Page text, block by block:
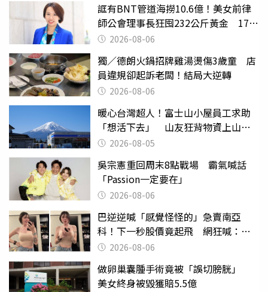
誆有BNT管道海撈10.6億！美女前律
師公會理事長狂囤232公斤黃金 17人
遭起訴
2026-08-06
獨／德朗火鍋招牌雞湯燙傷3歲童 店
員違規卻起訴老闆！結局大逆轉
2026-08-06
暖心台灣超人！富士山小屋員工求助
「想活下去」 山友狂背物資上山：
台灣真的是寶島
2026-08-05
吳宗憲重回周末8點戰場 霸氣喊話
「Passion一定要在」
2026-08-06
巴逆逆喊「感覺怪怪的」急賣南亞
科！下一秒股價竟起飛 網狂喊：大V
天龍2026-08-06
做卵巢囊腫手術竟被「誤切膀胱」
美女終身被毀獲賠5.5億